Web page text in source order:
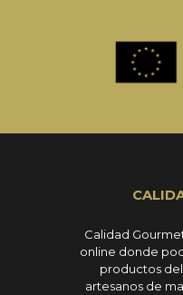
Calidad
online donde
productos
artesanos de